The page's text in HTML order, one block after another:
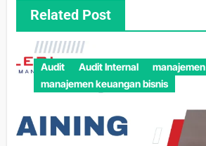
Related Post
Audit Audit Internal
manajemen
manajemen keuangan bisnis